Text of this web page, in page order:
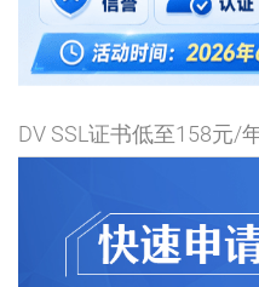
DV SSL证书低至158元/